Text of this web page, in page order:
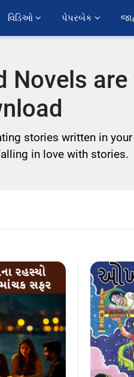
વિડિઓ પેપરબેક
are
stories written in
in love with stories.